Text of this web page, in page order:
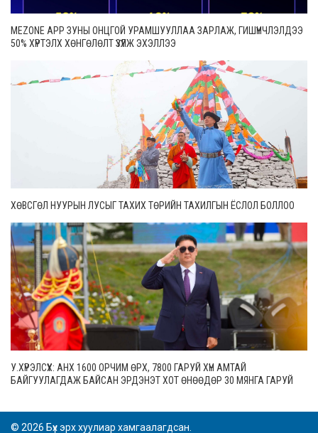
MEZONE APP ЗУНЫ ОНЦГОЙ УРАМШУУЛЛАА ЗАРЛАЖ, ГИШҮҮНЧЛЭЛДЭЭ
50% ХҮРТЭЛХ ХӨНГӨЛӨЛТ ҮЗҮҮЛЖ ЭХЭЛЛЭЭ
ХӨВСГӨЛ НУУРЫН ЛУСЫГ ТАХИХ ТӨРИЙН ТАХИЛГЫН ЁСЛОЛ БОЛЛОО
У.ХҮРЭЛСҮХ: АНХ 1600 ОРЧИМ ӨРХ, 7800 ГАРУЙ ХҮН АМТАЙ
БАЙГУУЛАГДАЖ БАЙСАН ЭРДЭНЭТ ХОТ ӨНӨӨДӨР 30 МЯНГА ГАРУЙ
© 2026 Бүх эрх хуулиар хамгаалагдсан.